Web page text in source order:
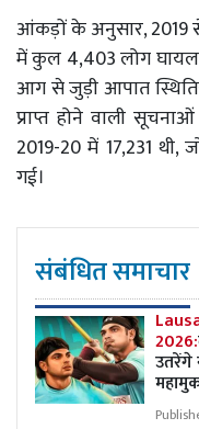
आंकड़ों के अनुसार,
में कुल 4,403 लोग
आग से जुड़ी आपात
प्राप्त होने वाली
2019-20 में 17,231 थी,
गई।
संबंधित समाचार
2026:
उतरेंगे